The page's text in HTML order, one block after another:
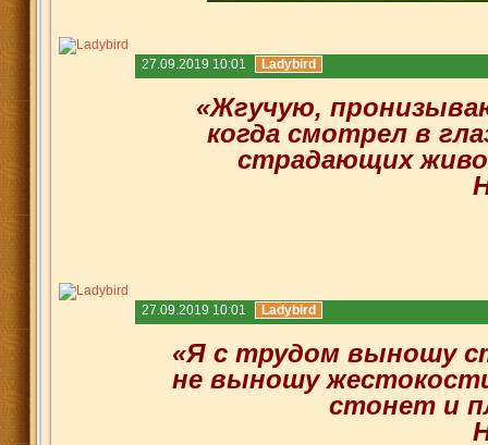
27.09.2019 10:01 Ladybird
«Жгучую,
когда смотрел в
страдающих
27.09.2019 10:01 Ladybird
«Я с трудом выношу
не выношу
стонет и